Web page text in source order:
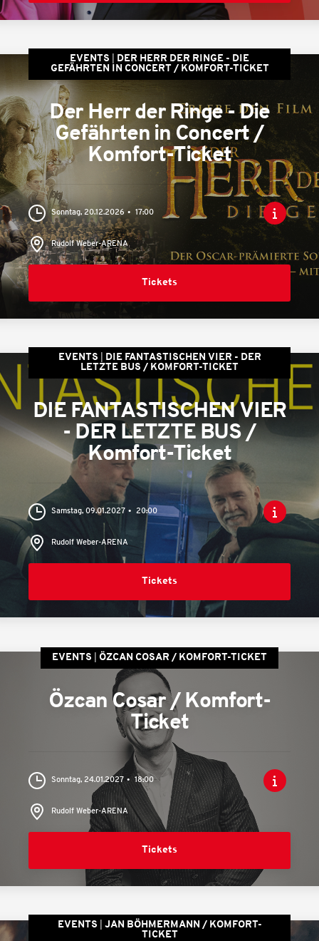
EVENTS
DER HERR DER RINGE - DIE
GEFÄHRTEN IN CONCERT / KOMFORT-TICKET
Der Herr der Ringe - Die
Gefährten in Concert /
Komfort-Ticket
Sonntag, 20.12.2026 17:00
Rudolf Weber-ARENA
Tickets
EVENTS
DIE FANTASTISCHEN VIER - DER
LETZTE BUS / KOMFORT-TICKET
DIE FANTASTISCHEN VIER
- DER LETZTE BUS /
Komfort-Ticket
Samstag, 09.01.2027 20:00
Rudolf Weber-ARENA
Tickets
EVENTS ÖZCAN COSAR / KOMFORT-TICKET
Özcan Cosar / Komfort-
Ticket
Sonntag, 24.01.2027 18:00
Rudolf Weber-ARENA
Tickets
EVENTS
JAN BÖHMERMANN / KOMFORT-
TICKET